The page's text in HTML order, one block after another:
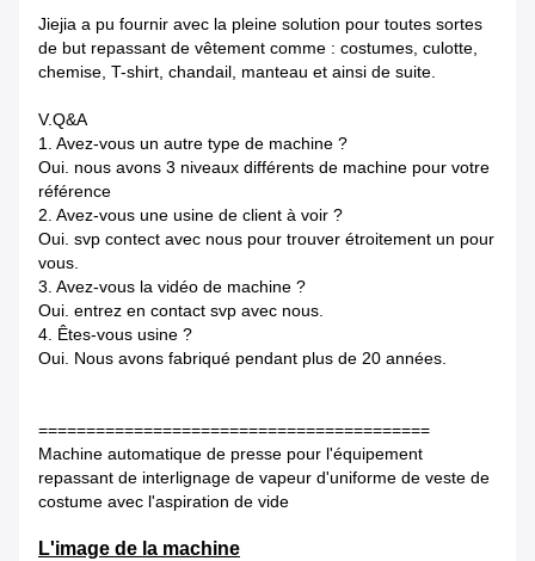
Jiejia a pu fournir avec la pleine solution pour toutes sortes
de but repassant de vêtement comme : costumes, culotte,
chemise, T-shirt, chandail, manteau et ainsi de suite.
V.Q&A
1. Avez-vous un autre type de machine ?
Oui. nous avons 3 niveaux différents de machine pour votre
référence
2. Avez-vous une usine de client à voir ?
Oui. svp contect avec nous pour trouver étroitement un pour
vous.
3. Avez-vous la vidéo de machine ?
Oui. entrez en contact svp avec nous.
4. Êtes-vous usine ?
Oui. Nous avons fabriqué pendant plus de 20 années.
=========================================
Machine automatique de presse pour l'équipement
repassant de interlignage de vapeur d'uniforme de veste de
costume avec l'aspiration de vide
L'image de la machine